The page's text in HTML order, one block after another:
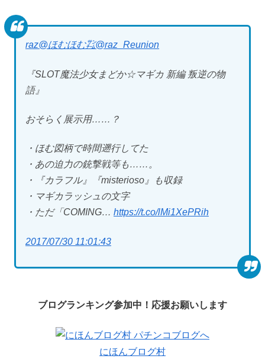
raz@ほむほむ㌠@raz_Reunion
『SLOT魔法少女まどか☆マギカ 新編 叛逆の物
語』
おそらく展示用……？
・ほむ図柄で時間遡行してた
・あの迫力の銃撃戦等も……。
・『カラフル』『misterioso』も収録
・マギカラッシュの文字
・ただ「COMING… https://t.co/lMi1XePRih
2017/07/30 11:01:43
ブログランキング参加中！応援お願いします
にほんブログ村